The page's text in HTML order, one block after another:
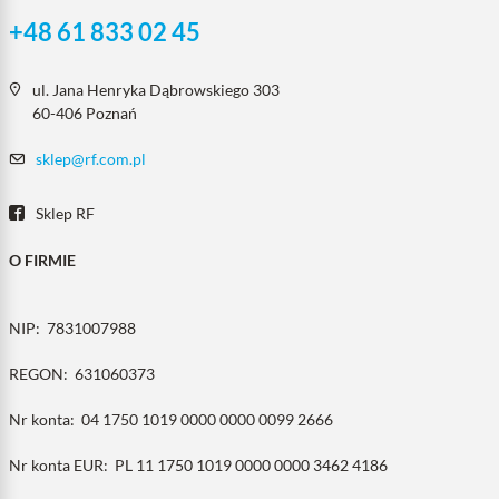
+48 61 833 02 45
ul. Jana Henryka Dąbrowskiego 303
60-406 Poznań
sklep@rf.com.pl
Sklep RF
O FIRMIE
NIP: 7831007988
REGON: 631060373
Nr konta: 04 1750 1019 0000 0000 0099 2666
Nr konta EUR: PL 11 1750 1019 0000 0000 3462 4186